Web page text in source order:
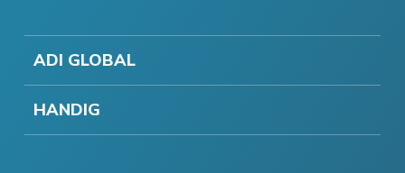
ADI GLOBAL
HANDIG